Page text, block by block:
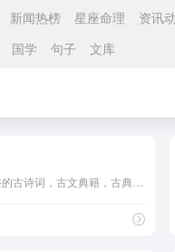
新闻热榜 星座命理
资讯
国学 句子 文库